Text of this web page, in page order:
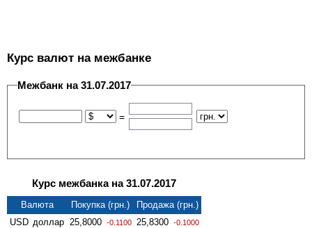
Курс валют на межбанке
Межбанк на 31.07.2017
=
Курс межбанка на 31.07.2017
Валюта Покупка (грн.)
Продажа (грн.)
USD доллар 25,8000 -0.1100 25,8300 -0.1000